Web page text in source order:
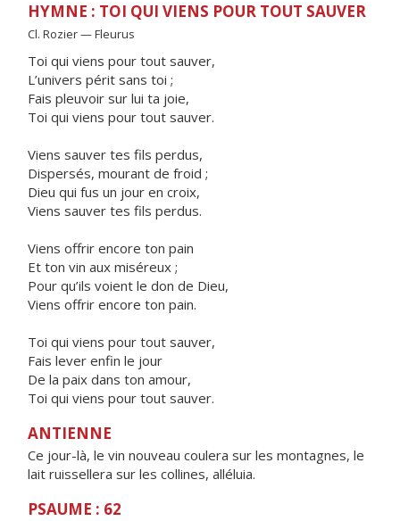
HYMNE : TOI QUI VIENS POUR TOUT SAUVER
Cl. Rozier — Fleurus
Toi qui viens pour tout sauver,
L’univers périt sans toi ;
Fais pleuvoir sur lui ta joie,
Toi qui viens pour tout sauver.
Viens sauver tes fils perdus,
Dispersés, mourant de froid ;
Dieu qui fus un jour en croix,
Viens sauver tes fils perdus.
Viens offrir encore ton pain
Et ton vin aux miséreux ;
Pour qu’ils voient le don de Dieu,
Viens offrir encore ton pain.
Toi qui viens pour tout sauver,
Fais lever enfin le jour
De la paix dans ton amour,
Toi qui viens pour tout sauver.
ANTIENNE
Ce jour-là, le vin nouveau coulera sur les montagnes, le
lait ruissellera sur les collines, alléluia.
PSAUME : 62